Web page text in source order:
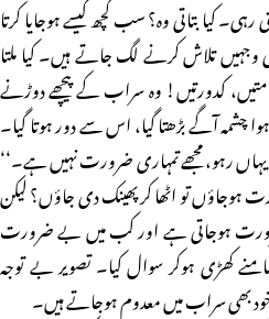
کیا بتاتی وہ؟ سب کچھ کیسے ہوجایا کرتا
تلاش کرنے لگ جاتے ہیں۔ کیا ملتا
کدورتیں! وہ سراب کے پیچھے دوڑنے
چشمہ آگے بڑھتا گیا، اس سے دور ہوتا گیا۔
رہو، مجھے تمہاری ضرورت نہیں ہے۔‘‘
تو اٹھا کر پھینک دی جاؤں؟ لیکن
ہوجاتی ہے اور کب میں بے ضرورت
کھڑی ہوکر سوال کیا۔ تصویر بے توجہ
بھی سراب میں معدوم ہوجاتے ہیں۔